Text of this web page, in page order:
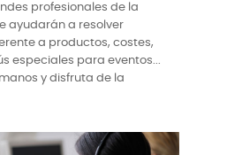
profesionales de la
ayudarán a resolver
a productos, costes,
especiales para eventos...
y disfruta de la